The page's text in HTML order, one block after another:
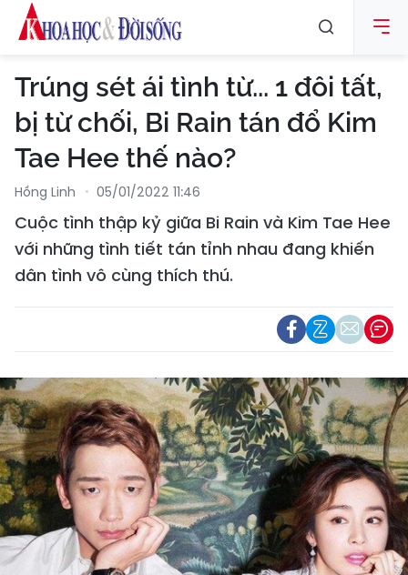
Trúng sét ái tình từ... 1 đôi tất,
bị từ chối, Bi Rain tán đổ Kim
Tae Hee thế nào?
Hồng Linh 05/01/2022 11:46
Cuộc tình thập kỷ giữa Bi Rain và Kim Tae Hee
với những tình tiết tán tỉnh nhau đang khiến
dân tình vô cùng thích thú.